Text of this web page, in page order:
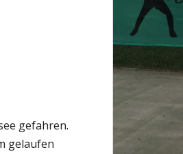
gefahren.
gelaufen